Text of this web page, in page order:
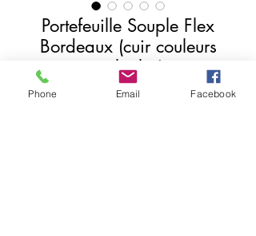
Portefeuille Souple Flex
Bordeaux (cuir couleurs
multiples)
17,00 € Precio
Phone Email Facebook